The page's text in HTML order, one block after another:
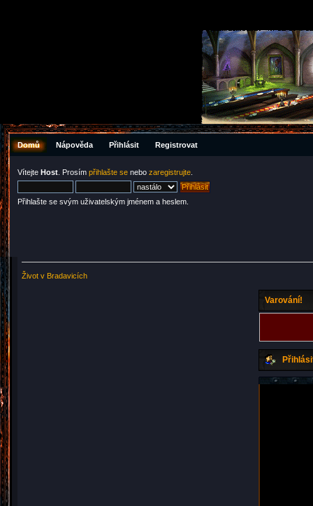
Domů Nápověda Přihlásit Registrovat
Vítejte Host . Prosím přihlašte se nebo zaregistrujte
Přihlašte se svým uživatelským jménem a heslem.
Život v Bradavicích
Varování!